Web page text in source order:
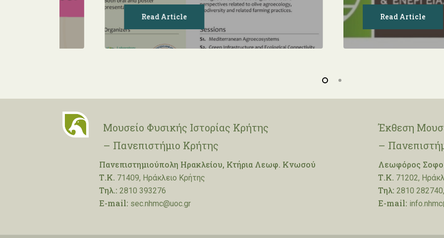
Read Article Read Article
Μουσείο Φυσικής Ιστορίας Κρήτης
– Πανεπιστήμιο Κρήτης
Πανεπιστημιούπολη Ηρακλείου, Κτήρια Λεωφ. Κνωσού
Τ.Κ. 71409, Ηράκλειο Κρήτης
Τηλ.: 2810 393276
E-mail: sec.nhmc@uoc.gr
Έκθεση
–
Λεωφόρος
Τ.Κ. 71202,
Τηλ: 2810
E-mail: